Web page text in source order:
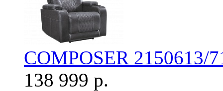
COMPOSER 2150613/
138 999 р.